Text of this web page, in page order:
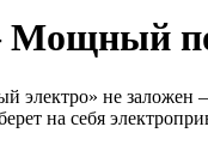
Мощный
электро» не
на себя